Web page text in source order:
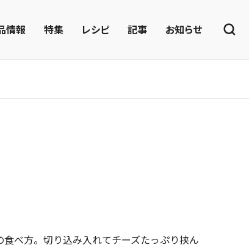
情報 特集 レシピ 記事 お知らせ
べ方。切り込み入れてチーズたっぷり挟ん